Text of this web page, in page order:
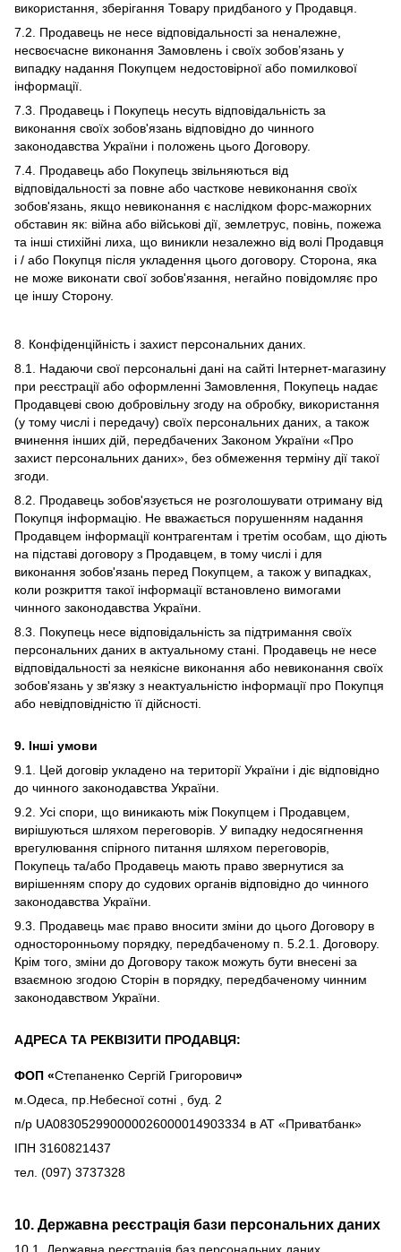
використання, зберігання Товару придбаного у Продавця.
7.2. Продавець не несе відповідальності за неналежне,
несвоєчасне виконання Замовлень і своїх зобов’язань у
випадку надання Покупцем недостовірної або помилкової
інформації.
7.3. Продавець і Покупець несуть відповідальність за
виконання своїх зобов'язань відповідно до чинного
законодавства України і положень цього Договору.
7.4. Продавець або Покупець звільняються від
відповідальності за повне або часткове невиконання своїх
зобов'язань, якщо невиконання є наслідком форс-мажорних
обставин як: війна або військові дії, землетрус, повінь, пожежа
та інші стихійні лиха, що виникли незалежно від волі Продавця
і / або Покупця після укладення цього договору. Сторона, яка
не може виконати свої зобов'язання, негайно повідомляє про
це іншу Сторону.
8. Конфіденційність і захист персональних даних.
8.1. Надаючи свої персональні дані на сайті Інтернет-магазину
при реєстрації або оформленні Замовлення, Покупець надає
Продавцеві свою добровільну згоду на обробку, використання
(у тому числі і передачу) своїх персональних даних, а також
вчинення інших дій, передбачених Законом України «Про
захист персональних даних», без обмеження терміну дії такої
згоди.
8.2. Продавець зобов'язується не розголошувати отриману від
Покупця інформацію. Не вважається порушенням надання
Продавцем інформації контрагентам і третім особам, що діють
на підставі договору з Продавцем, в тому числі і для
виконання зобов'язань перед Покупцем, а також у випадках,
коли розкриття такої інформації встановлено вимогами
чинного законодавства України.
8.3. Покупець несе відповідальність за підтримання своїх
персональних даних в актуальному стані. Продавець не несе
відповідальності за неякісне виконання або невиконання своїх
зобов'язань у зв'язку з неактуальністю інформації про Покупця
або невідповідністю її дійсності.
9. Інші умови
9.1. Цей договір укладено на території України і діє відповідно
до чинного законодавства України.
9.2. Усі спори, що виникають між Покупцем і Продавцем,
вирішуються шляхом переговорів. У випадку недосягнення
врегулювання спірного питання шляхом переговорів,
Покупець та/або Продавець мають право звернутися за
вирішенням спору до судових органів відповідно до чинного
законодавства України.
9.3. Продавець має право вносити зміни до цього Договору в
односторонньому порядку, передбаченому п. 5.2.1. Договору.
Крім того, зміни до Договору також можуть бути внесені за
взаємною згодою Сторін в порядку, передбаченому чинним
законодавством України.
АДРЕСА ТА РЕКВІЗИТИ ПРОДАВЦЯ:
ФОП «Степаненко Сергій Григорович»
м.Одеса, пр.Небесної сотні , буд. 2
п/р UA083052990000026000014903334 в АТ «Приватбанк»
ІПН 3160821437
тел. (097) 3737328
10. Державна реєстрація бази персональних даних
10.1. Державна реєстрація баз персональних даних